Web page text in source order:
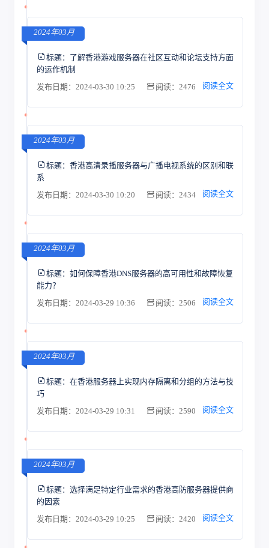
2024年03月
标题： 了解香港游戏服务器在社区互动和论坛支持方面
的运作机制
发布日期：2024-03-30 10:25
阅读：2476 阅读全文
2024年03月
标题： 香港高清录播服务器与广播电视系统的区别和联
系
发布日期：2024-03-30 10:20
阅读：2434 阅读全文
2024年03月
标题： 如何保障香港DNS服务器的高可用性和故障恢复
能力？
发布日期：2024-03-29 10:36
阅读：2506 阅读全文
2024年03月
标题： 在香港服务器上实现内存隔离和分组的方法与技
巧
发布日期：2024-03-29 10:31
阅读：2590 阅读全文
2024年03月
标题： 选择满足特定行业需求的香港高防服务器提供商
的因素
发布日期：2024-03-29 10:25
阅读：2420 阅读全文